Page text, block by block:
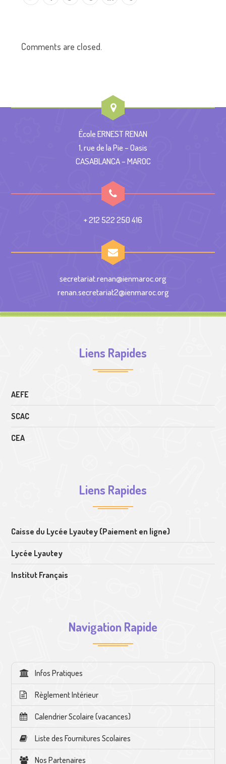
Comments are closed.
École ERNEST RENAN
1, rue de la Pie – Oasis
CASABLANCA – MAROC
+ 212 522 250 416
secretariat.renan@ienmaroc.org
renan.secretariat2@ienmaroc.org
Liens Rapides
AEFE
SCAC
CEA
Liens Rapides
Caisse du Lycée Lyautey (Paiement en ligne)
Lycée Lyautey
Institut Français
Navigation Rapide
Infos Pratiques
Règlement Intérieur
Calendrier Scolaire (vacances)
Liste des Fournitures Scolaires
Nos Partenaires